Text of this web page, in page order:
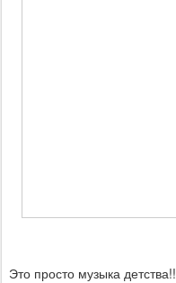
Это просто музыка детства!!